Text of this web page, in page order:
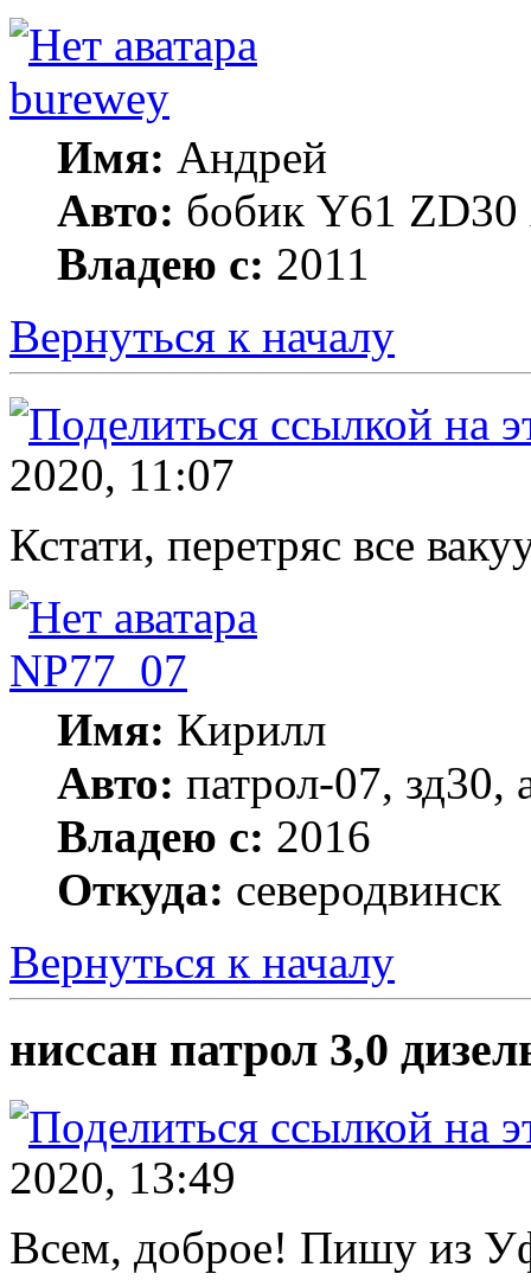
burewey
Имя: Андрей
Авто: бобик Y61
Владею с: 2011
Вернуться к началу
2020, 11:07
Кстати, перетряс все
NP77_07
Имя: Кирилл
Авто: патрол-07, зд30,
Владею с: 2016
Откуда: северодвинск
Вернуться к началу
ниссан патрол 3,0
2020, 13:49
Всем, доброе! Пишу из